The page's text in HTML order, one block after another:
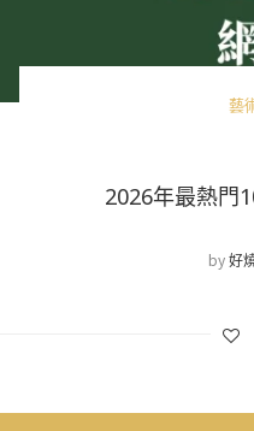
藝
2026年最熱門
by好